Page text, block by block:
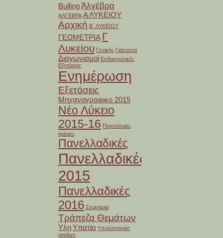
BullingΆλγέβρα
ΑΛΓΕΒΡΑ Α ΛΥΚΕΙΟΥ
Αρχική Β΄ ΛΥΚΕΙΟΥ
ΓΕΩΜΕΤΡΙΑ Γ
Λυκείου Γενικής Γιάννενα
Διαγωνισμοί Ενδοσχολικές
Εξετάσεις
Ενημέρωση
Εξετάσεις
Μηχανογραφικο 2015
Νέο Λύκειο
2015-16 Παγκόσμιες
ημέρες
Πανελλαδικές
Πανελλαδικές
2015
Πανελλαδικές
2016 Σεμινάρια
Τράπεζα Θεμάτων
ΥληΥπατία Υπολογισμός
μορίων